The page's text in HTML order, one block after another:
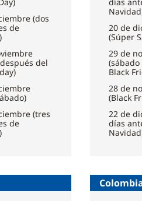
(dos
de
del
(tres
de
20 de
(Súper
29 de
Black
28 de
(Black
22 de
días